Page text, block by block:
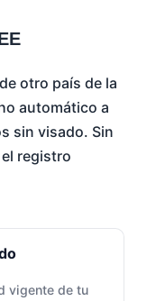
otro país de la
automático a
sin visado. Sin
registro
vigente de tu